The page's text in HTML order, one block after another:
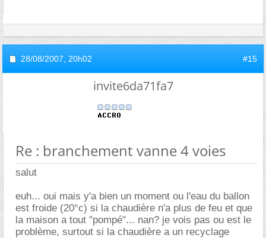
28/08/2007, 20h02 #15
invite6da71fa7
Re : branchement vanne 4 voies
salut
euh... oui mais y'a bien un moment ou l'eau du ballon
est froide (20°c) si la chaudière n'a plus de feu et que
la maison a tout "pompé"... nan? je vois pas ou est le
problème, surtout si la chaudière a un recyclage